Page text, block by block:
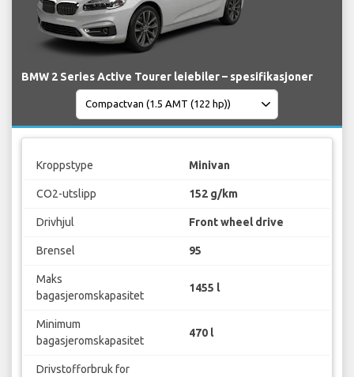
BMW 2 Series Active Tourer leiebiler – spesifikasjoner
Kroppstype Minivan
CO2-utslipp 152 g/km
Drivhjul Front wheel drive
Brensel 95
Maks
bagasjeromskapasitet
1455 l
Minimum
bagasjeromskapasitet
470 l
Drivstofforbruk for